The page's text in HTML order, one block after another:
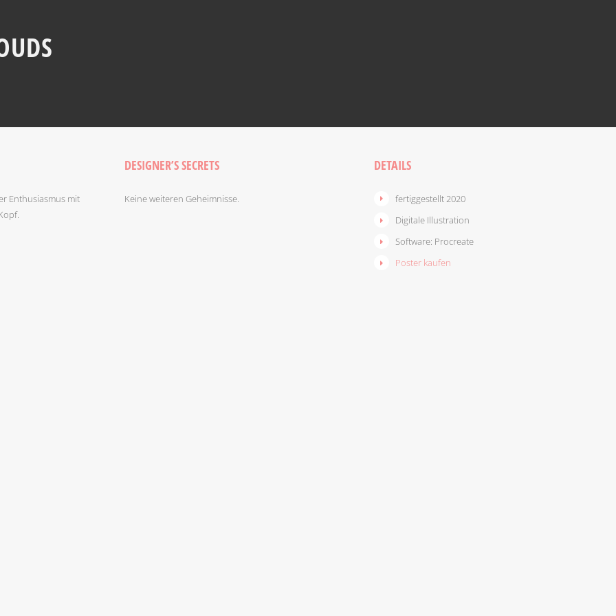
Enthusiasmus mit
DESIGNER’S SECRETS
Keine weiteren Geheimnisse.
DETAILS
fertiggestellt 2020
Digitale Illustration
Software: Procreate
Poster kaufen